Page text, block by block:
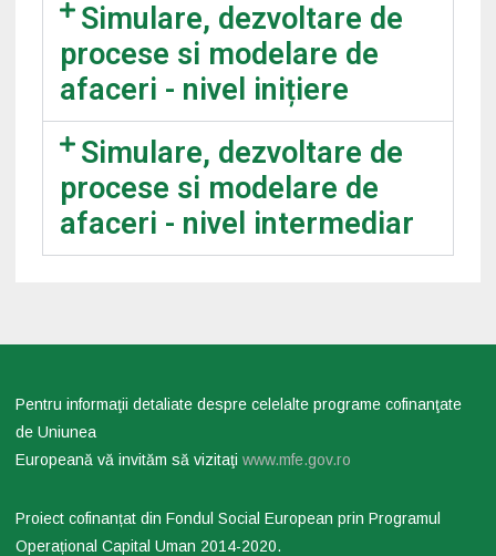
Simulare, dezvoltare de
procese si modelare de
afaceri - nivel inițiere
Simulare, dezvoltare de
procese si modelare de
afaceri - nivel intermediar
Pentru informaţii detaliate despre celelalte programe cofinanţate
de Uniunea
Europeană vă invităm să vizitaţi www.mfe.gov.ro
Proiect cofinanțat din Fondul Social European prin Programul
Operațional Capital Uman 2014-2020.